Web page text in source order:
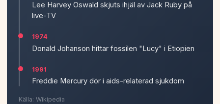
Lee Harvey Oswald skjuts ihjäl av Jack Ruby på
live-TV
1974
Donald Johanson hittar fossilen "Lucy" i Etiopien
1991
Freddie Mercury dör i aids-relaterad sjukdom
Källa: Wikipedia